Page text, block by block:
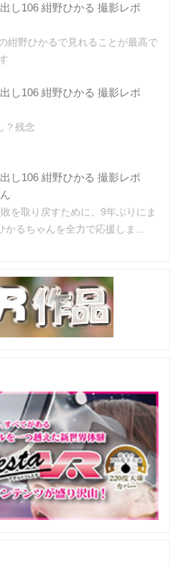
し106 紺野ひかる 撮影レポ
紺野ひかるで見れることが最高で
し106 紺野ひかる 撮影レポ
？残念
し106 紺野ひかる 撮影レポ
を取り戻すために、9年ぶりにま
るちゃんを全力で応援しま...